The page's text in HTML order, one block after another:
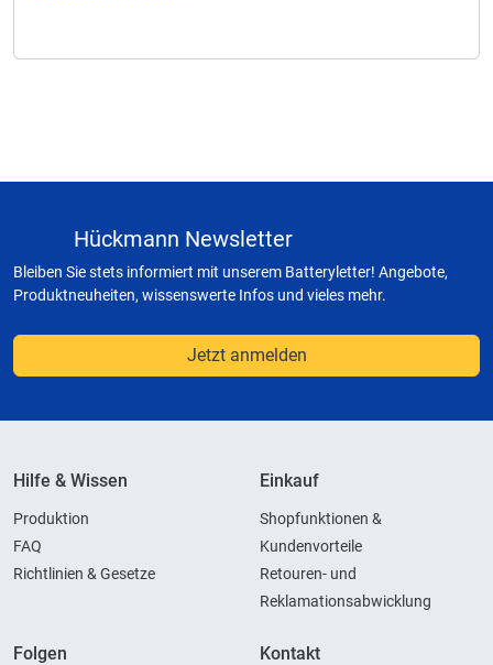
Hückmann Newsletter
Bleiben Sie stets informiert mit unserem Batteryletter! Angebote,
Produktneuheiten, wissenswerte Infos und vieles mehr.
Jetzt anmelden
Hilfe & Wissen
Produktion
FAQ
Richtlinien & Gesetze
Einkauf
Shopfunktionen &
Kundenvorteile
Retouren- und
Reklamationsabwicklung
Folgen Kontakt